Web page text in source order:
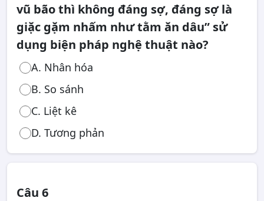
vũ bão thì không đáng sợ, đáng sợ là
giặc gặm nhấm như tằm ăn dâu” sử
dụng biện pháp nghệ thuật nào?
A. Nhân hóa
B. So sánh
C. Liệt kê
D. Tương phản
Câu 6